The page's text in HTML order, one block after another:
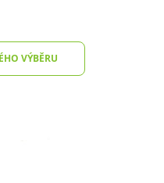
VÝBĚRU